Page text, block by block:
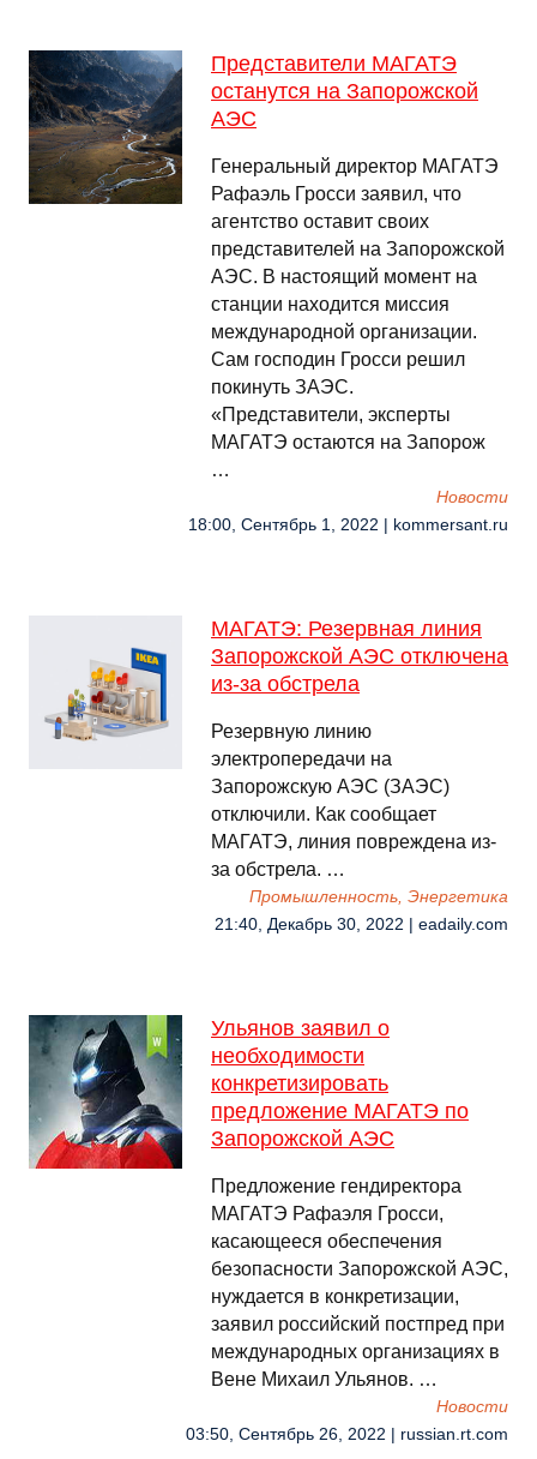
Представители МАГАТЭ
останутся на Запорожской
АЭС
Генеральный директор МАГАТЭ
Рафаэль Гросси заявил, что
агентство оставит своих
представителей на Запорожской
АЭС. В настоящий момент на
станции находится миссия
международной организации.
Сам господин Гросси решил
покинуть ЗАЭС.
«Представители, эксперты
МАГАТЭ остаются на Запорож
…
Новости
18:00, Сентябрь 1, 2022 | kommersant.ru
МАГАТЭ: Резервная линия
Запорожской АЭС отключена
из-за обстрела
Резервную линию
электропередачи на
Запорожскую АЭС (ЗАЭС)
отключили. Как сообщает
МАГАТЭ, линия повреждена из-
за обстрела. …
Промышленность, Энергетика
21:40, Декабрь 30, 2022 | eadaily.com
Ульянов заявил о
необходимости
конкретизировать
предложение МАГАТЭ по
Запорожской АЭС
Предложение гендиректора
МАГАТЭ Рафаэля Гросси,
касающееся обеспечения
безопасности Запорожской АЭС,
нуждается в конкретизации,
заявил российский постпред при
международных организациях в
Вене Михаил Ульянов. …
Новости
03:50, Сентябрь 26, 2022 | russian.rt.com